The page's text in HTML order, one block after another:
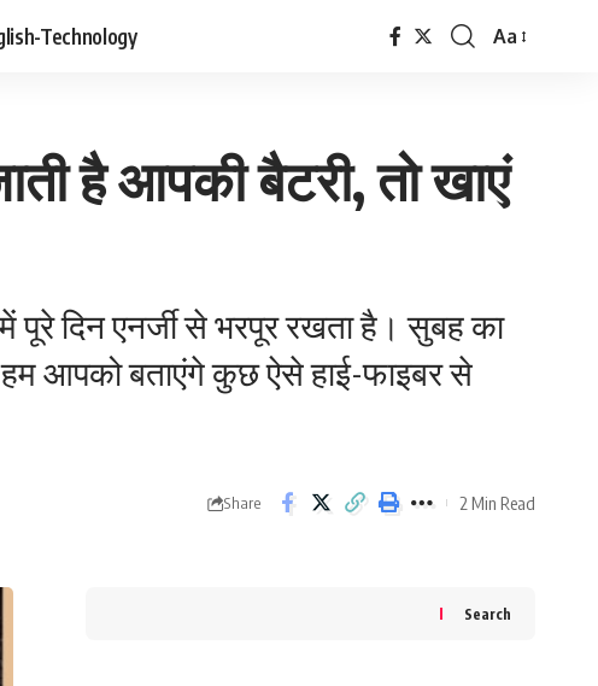
Technology
Font
Aa
है आपकी बैटरी, तो खाएं
दिन एनर्जी से भरपूर रखता है। सुबह का
हम आपको बताएंगे कुछ ऐसे हाई-फाइबर से
Share 2 Min Read
Search